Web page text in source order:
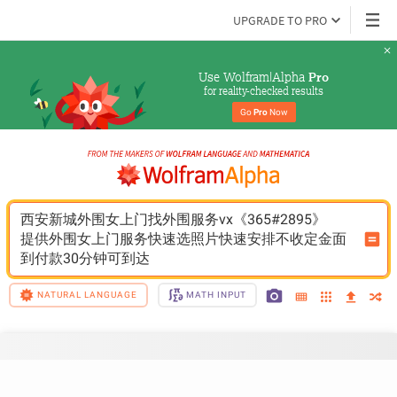
UPGRADE TO PRO
Use Wolfram|Alpha Pro
for reality-checked results
Go Pro Now
西安新城外围女上门找外围服务vx《365#2895》
提供外围女上门服务快速选照片快速安排不收定金面
到付款30分钟可到达
NATURAL LANGUAGE MATH INPUT